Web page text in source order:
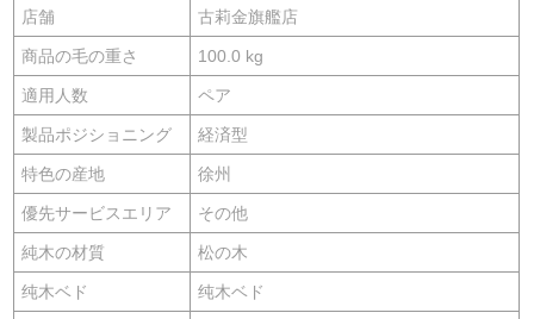
店舗 古莉金旗艦店
商品の毛の重さ 100.0 kg
適用人数 ペア
製品ポジショニング 経済型
特色の産地 徐州
優先サービスエリア その他
純木の材質 松の木
纯木ベド 纯木ベド